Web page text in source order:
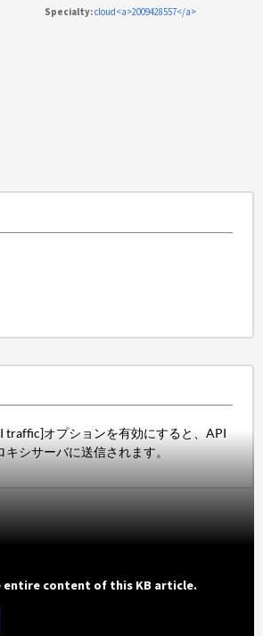
Specialty:cloud<a>2009428557</a>
traffic]オプションを有効にすると、API
キシサーバに送信されます。
entire content of this KB article.